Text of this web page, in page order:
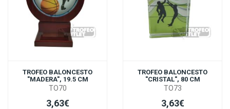
TROFEO BALONCESTO
"MADERA", 19.5 CM
TO70
3,63€
TROFEO BALONCESTO
"CRISTAL", 80 CM
TO73
3,63€